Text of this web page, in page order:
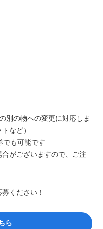
別の物への変更に対応しま
など）
でも可能です
がございますので、ご注
ください！
ら